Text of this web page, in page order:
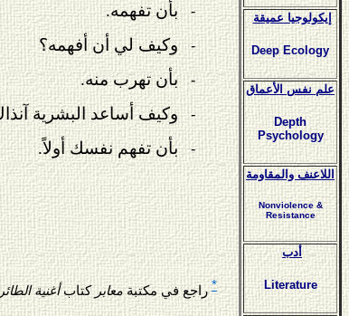
- بأن تفهمه.
- وكيف لي أن أفهمه؟
- بأن تهرب منه.
- وكيف أساعد البشرية
-
بأن تفهم نفسك أولاً.
*راجع في مكتبةمعابر كتابأغنية الطائر
إيكولوجيا عميقة
Deep Ecology
علم نفس الأعماق
Depth
Psychology
اللاعنف والمقاومة
Nonviolence &
Resistance
أدب
Literature